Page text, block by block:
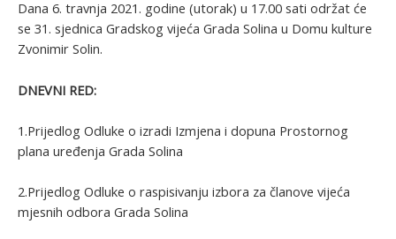
Dana 6. travnja 2021. godine (utorak) u 17.00 sati održat će
se 31. sjednica Gradskog vijeća Grada Solina u Domu kulture
Zvonimir Solin.
DNEVNI RED:
1.Prijedlog Odluke o izradi Izmjena i dopuna Prostornog
plana uređenja Grada Solina
2.Prijedlog Odluke o raspisivanju izbora za članove vijeća
mjesnih odbora Grada Solina